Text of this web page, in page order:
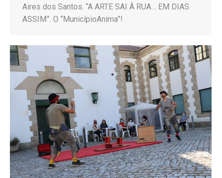
Aires dos Santos. “A ARTE SAI À RUA… EM DIAS
ASSIM”. O “MunicípioAnima”!